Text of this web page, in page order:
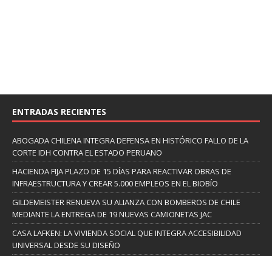
ENTRADAS RECIENTES
ABOGADA CHILENA INTEGRA DEFENSA EN HISTÓRICO FALLO DE LA
CORTE IDH CONTRA EL ESTADO PERUANO
HACIENDA FIJA PLAZO DE 15 DÍAS PARA REACTIVAR OBRAS DE
INFRAESTRUCTURA Y CREAR 5.000 EMPLEOS EN EL BIOBÍO
GILDEMEISTER RENUEVA SU ALIANZA CON BOMBEROS DE CHILE
MEDIANTE LA ENTREGA DE 19 NUEVAS CAMIONETAS JAC
CASA LAFKEN: LA VIVIENDA SOCIAL QUE INTEGRA ACCESIBILIDAD
UNIVERSAL DESDE SU DISEÑO